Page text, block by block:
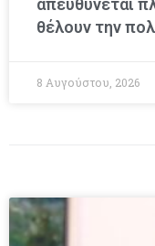
θέλουν την
8 Αυγούστου, 2026